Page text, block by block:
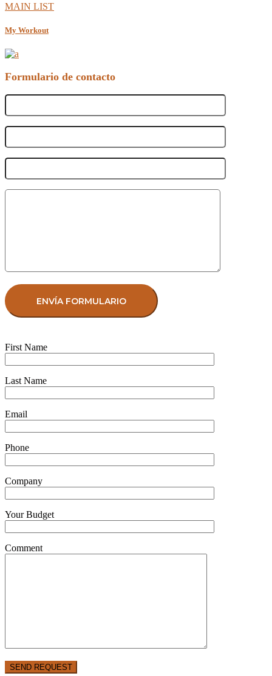
MAIN LIST
My Workout
Formulario de contacto
First Name
Last Name
Email
Phone
Company
Your Budget
Comment